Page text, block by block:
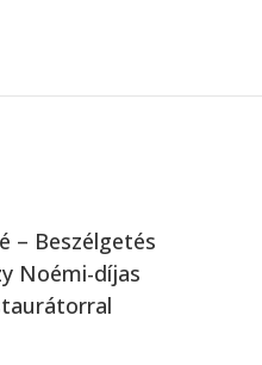
– Beszélgetés
Noémi-díjas